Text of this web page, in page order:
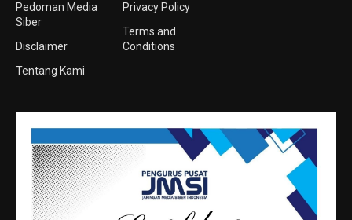
Pedoman Media
Siber
Disclaimer
Tentang Kami
Privacy Policy
Terms and
Conditions